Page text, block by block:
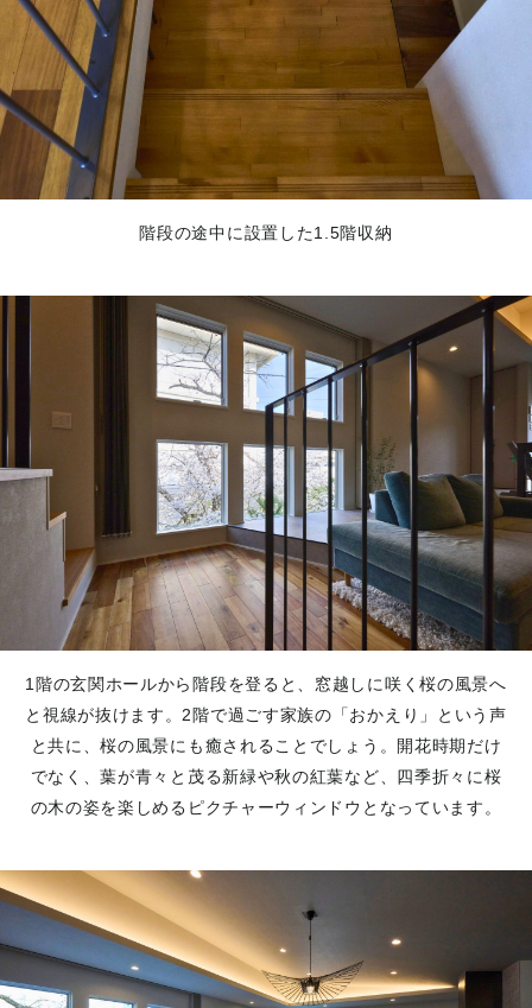
階段の途中に設置した1.5階収納
1階の玄関ホールから階段を登ると、窓越しに咲く桜の風景へ
と視線が抜けます。2階で過ごす家族の「おかえり」という声
と共に、桜の風景にも癒されることでしょう。開花時期だけ
でなく、葉が青々と茂る新緑や秋の紅葉など、四季折々に桜
の木の姿を楽しめるピクチャーウィンドウとなっています。